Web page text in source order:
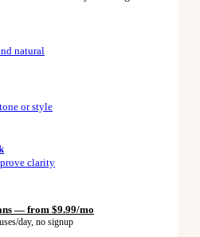
natural
or style
clarity
— from $9.99/mo
day, no signup